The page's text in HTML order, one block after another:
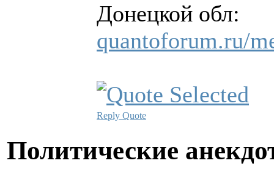
Донецкой обл:
quantoforum.ru/
Reply Quote
Политические